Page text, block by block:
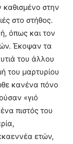
στην
στο στήθος.
όπως και τον
Έκοψαν τα
του άλλου
του μαρτυρίου
κανένα πόνο
«γιό
πιστός του
ετών,